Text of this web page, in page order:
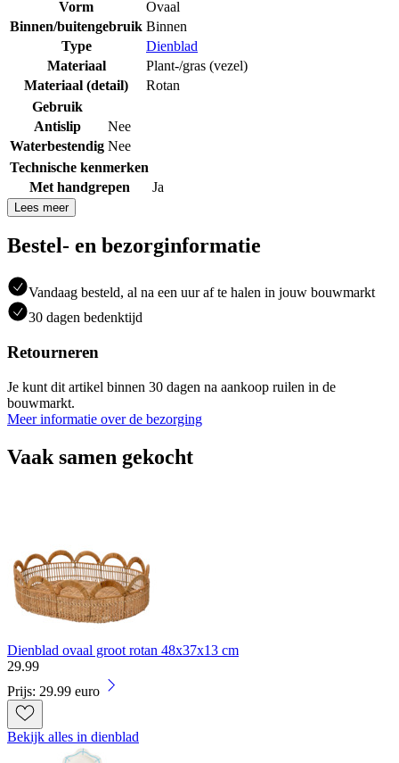
Vorm
Ovaal
Binnen/buitengebruik Binnen
Type
Dienblad
Materiaal
Plant-/gras (vezel)
Materiaal (detail)
Rotan
Gebruik
Antislip
Nee
Waterbestendig Nee
Technische kenmerken
Met handgrepen
Ja
Lees meer
Bestel- en bezorginformatie
Vandaag besteld, al na een uur af te halen in jouw bouwmarkt
30 dagen bedenktijd
Retourneren
Je kunt dit artikel binnen 30 dagen na aankoop ruilen in de
bouwmarkt.
Meer informatie over de bezorging
Vaak samen gekocht
Dienblad ovaal groot rotan 48x37x13 cm
29.99
Prijs: 29.99 euro
Bekijk alles in dienblad